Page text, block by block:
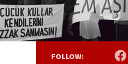
FOLLOW: